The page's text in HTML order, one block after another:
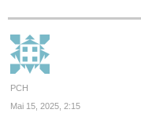
PCH
Mai 15, 2025, 2:15